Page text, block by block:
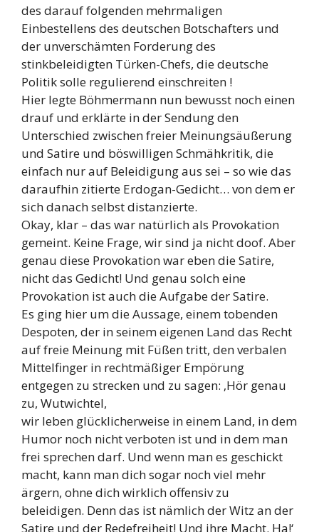
des darauf folgenden mehrmaligen
Einbestellens des deutschen Botschafters und
der unverschämten Forderung des
stinkbeleidigten Türken-Chefs, die deutsche
Politik solle regulierend einschreiten !
Hier legte Böhmermann nun bewusst noch einen
drauf und erklärte in der Sendung den
Unterschied zwischen freier Meinungsäußerung
und Satire und böswilligen Schmähkritik, die
einfach nur auf Beleidigung aus sei – so wie das
daraufhin zitierte Erdogan-Gedicht… von dem er
sich danach selbst distanzierte.
Okay, klar – das war natürlich als Provokation
gemeint. Keine Frage, wir sind ja nicht doof. Aber
genau diese Provokation war eben die Satire,
nicht das Gedicht! Und genau solch eine
Provokation ist auch die Aufgabe der Satire.
Es ging hier um die Aussage, einem tobenden
Despoten, der in seinem eigenen Land das Recht
auf freie Meinung mit Füßen tritt, den verbalen
Mittelfinger in rechtmäßiger Empörung
entgegen zu strecken und zu sagen: ‚Hör genau
zu, Wutwichtel,
wir leben glücklicherweise in einem Land, in dem
Humor noch nicht verboten ist und in dem man
frei sprechen darf. Und wenn man es geschickt
macht, kann man dich sogar noch viel mehr
ärgern, ohne dich wirklich offensiv zu
beleidigen. Denn das ist nämlich der Witz an der
Satire und der Redefreiheit! Und ihre Macht. Ha!‘